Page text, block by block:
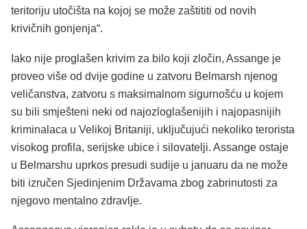
teritoriju utočišta na kojoj se može zaštititi od novih
krivičnih gonjenja“.
Iako nije proglašen krivim za bilo koji zločin, Assange je
proveo više od dvije godine u zatvoru Belmarsh njenog
veličanstva, zatvoru s maksimalnom sigurnošću u kojem
su bili smješteni neki od najozloglašenijih i najopasnijih
kriminalaca u Velikoj Britaniji, uključujući nekoliko terorista
visokog profila, serijske ubice i silovatelji. Assange ostaje
u Belmarshu uprkos presudi sudije u januaru da ne može
biti izručen Sjedinjenim Državama zbog zabrinutosti za
njegovo mentalno zdravlje.